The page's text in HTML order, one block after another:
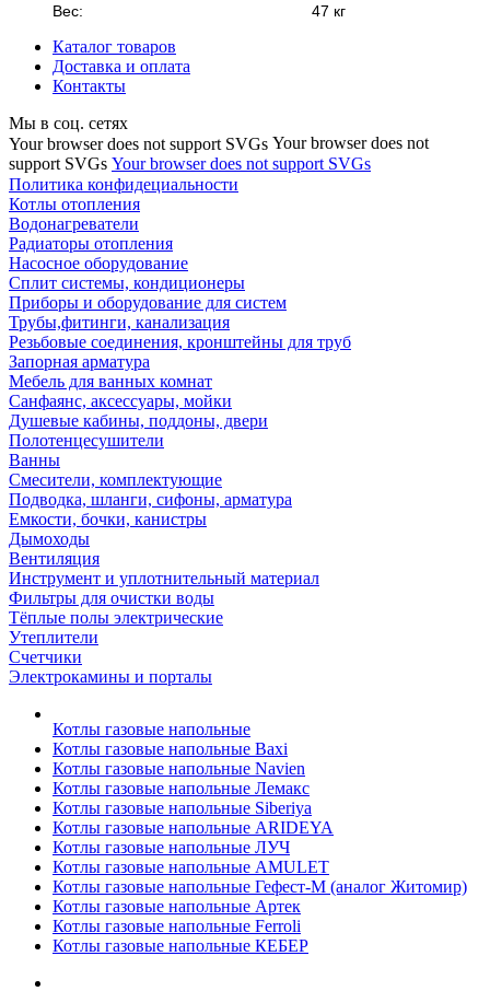
Вес:
47 кг
Каталог товаров
Доставка и оплата
Контакты
Мы в соц. сетях
Your browser does not support SVGs Your browser does not
support SVGs Your browser does not support SVGs
Политика конфидециальности
Котлы отопления
Водонагреватели
Радиаторы отопления
Насосное оборудование
Сплит системы, кондиционеры
Приборы и оборудование для систем
Трубы,фитинги, канализация
Резьбовые соединения, кронштейны для труб
Запорная арматура
Мебель для ванных комнат
Санфаянс, аксессуары, мойки
Душевые кабины, поддоны, двери
Полотенцесушители
Ванны
Смесители, комплектующие
Подводка, шланги, сифоны, арматура
Емкости, бочки, канистры
Дымоходы
Вентиляция
Инструмент и уплотнительный материал
Фильтры для очистки воды
Тёплые полы электрические
Утеплители
Счетчики
Электрокамины и порталы
Котлы газовые напольные
Котлы газовые напольные Baxi
Котлы газовые напольные Navien
Котлы газовые напольные Лемакс
Котлы газовые напольные Siberiya
Котлы газовые напольные ARIDEYA
Котлы газовые напольные ЛУЧ
Котлы газовые напольные AMULET
Котлы газовые напольные Гефест-М (аналог Житомир)
Котлы газовые напольные Артек
Котлы газовые напольные Ferroli
Котлы газовые напольные КЕБЕР